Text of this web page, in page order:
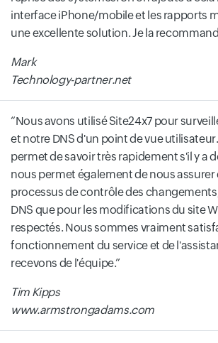
interface iPhone/mobile et les rapports
une excellente solution. Je la
Mark
Technology-partner.net
Nous avons utilisé Site24x7 pour
et notre DNS d'un point de vue
permet de savoir très rapidement s'il y a
nous permet également de nous assurer
processus de contrôle des
DNS que pour les modifications du site
respectés. Nous sommes vraiment
fonctionnement du service et de
recevons de l'équipe.
Tim Kipps
www.armstrongadams.com